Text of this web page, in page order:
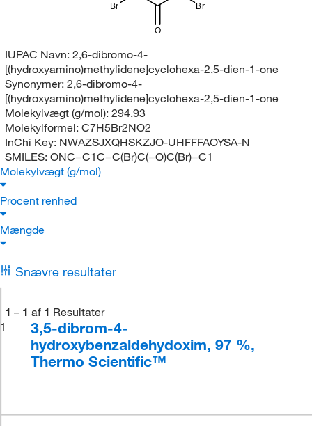
O
Br Br
IUPAC Navn: 2,6-dibromo-4-
[(hydroxyamino)methylidene]cyclohexa-2,5-dien-1-one
Synonymer: 2,6-dibromo-4-
[(hydroxyamino)methylidene]cyclohexa-2,5-dien-1-one
Molekylvægt (g/mol): 294.93
Molekylformel: C7H5Br2NO2
InChi Key: NWAZSJXQHSKZJO-UHFFFAOYSA-N
SMILES: ONC=C1C=C(Br)C(=O)C(Br)=C1
Molekylvægt (g/mol)
Procent renhed
Mængde
Snævre resultater
1 – 1 af 1 Resultater
1
3,5-dibrom-4-
hydroxybenzaldehydoxim, 97 %,
Thermo Scientific™